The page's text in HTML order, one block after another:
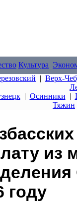
Культура
| Верх-
| Осинники |
Тяжин
из
году